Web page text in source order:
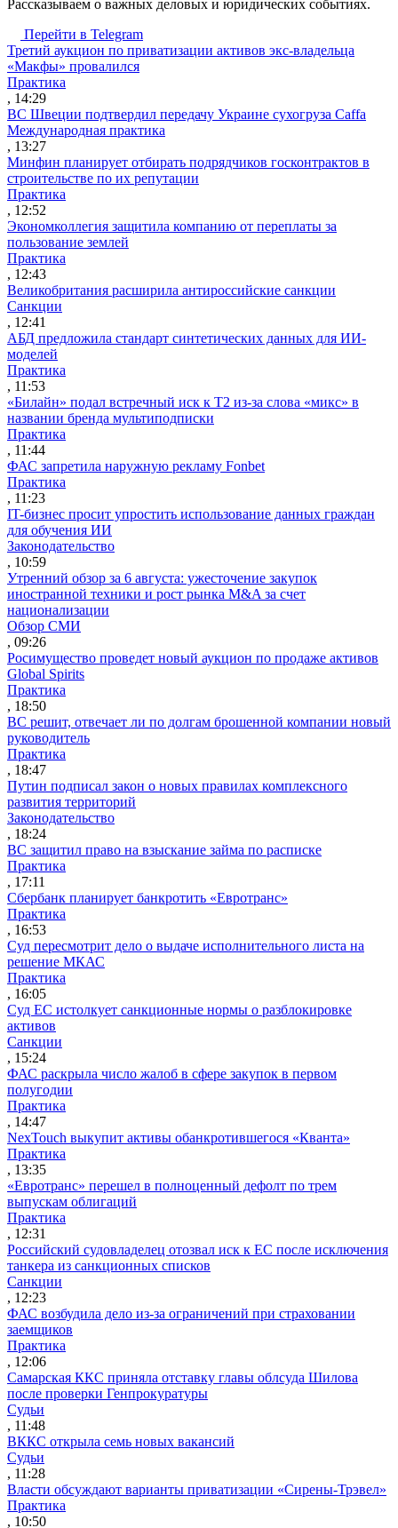
Рассказываем о важных деловых и юридических событиях.
Перейти в Telegram
Третий аукцион по приватизации активов экс-владельца
«Макфы» провалился
Практика
, 14:29
ВС Швеции подтвердил передачу Украине сухогруза Caffa
Международная практика
, 13:27
Минфин планирует отбирать подрядчиков госконтрактов в
строительстве по их репутации
Практика
, 12:52
Экономколлегия защитила компанию от переплаты за
пользование землей
Практика
, 12:43
Великобритания расширила антироссийские санкции
Санкции
, 12:41
АБД предложила стандарт синтетических данных для ИИ-
моделей
Практика
, 11:53
«Билайн» подал встречный иск к Т2 из-за слова «микс» в
названии бренда мультиподписки
Практика
, 11:44
ФАС запретила наружную рекламу Fonbet
Практика
, 11:23
IT-бизнес просит упростить использование данных граждан
для обучения ИИ
Законодательство
, 10:59
Утренний обзор за 6 августа: ужесточение закупок
иностранной техники и рост рынка M&A за счет
национализации
Обзор СМИ
, 09:26
Росимущество проведет новый аукцион по продаже активов
Global Spirits
Практика
, 18:50
ВС решит, отвечает ли по долгам брошенной компании новый
руководитель
Практика
, 18:47
Путин подписал закон о новых правилах комплексного
развития территорий
Законодательство
, 18:24
ВС защитил право на взыскание займа по расписке
Практика
, 17:11
Сбербанк планирует банкротить «Евротранс»
Практика
, 16:53
Суд пересмотрит дело о выдаче исполнительного листа на
решение МКАС
Практика
, 16:05
Суд ЕС истолкует санкционные нормы о разблокировке
активов
Санкции
, 15:24
ФАС раскрыла число жалоб в сфере закупок в первом
полугодии
Практика
, 14:47
NexTouch выкупит активы обанкротившегося «Кванта»
Практика
, 13:35
«Евротранс» перешел в полноценный дефолт по трем
выпускам облигаций
Практика
, 12:31
Российский судовладелец отозвал иск к ЕС после исключения
танкера из санкционных списков
Санкции
, 12:23
ФАС возбудила дело из-за ограничений при страховании
заемщиков
Практика
, 12:06
Самарская ККС приняла отставку главы облсуда Шилова
после проверки Генпрокуратуры
Судьи
, 11:48
ВККС открыла семь новых вакансий
Судьи
, 11:28
Власти обсуждают варианты приватизации «Сирены-Трэвел»
Практика
, 10:50